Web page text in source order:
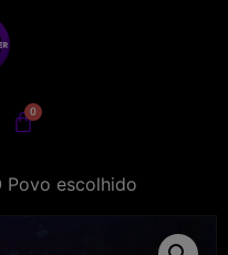
Povo escolhido